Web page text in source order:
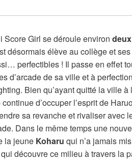
Score Girl se déroule environ
désormais élève au collège et
perfectibles ! Il passe en effet
d’arcade de sa ville et à
Bien qu’ayant quitté la ville à
d’occuper l’esprit de
sa revanche et rivaliser avec
Dans le même temps une
la jeune Koharu qui n’a jamais
découvre ce milieu à travers la